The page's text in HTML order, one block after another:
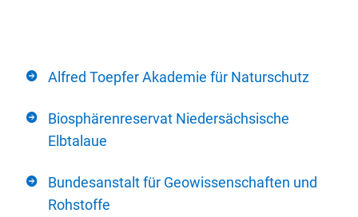
Alfred Toepfer Akademie für Naturschutz
Biosphärenreservat Niedersächsische
Elbtalaue
Bundesanstalt für Geowissenschaften und
Rohstoffe